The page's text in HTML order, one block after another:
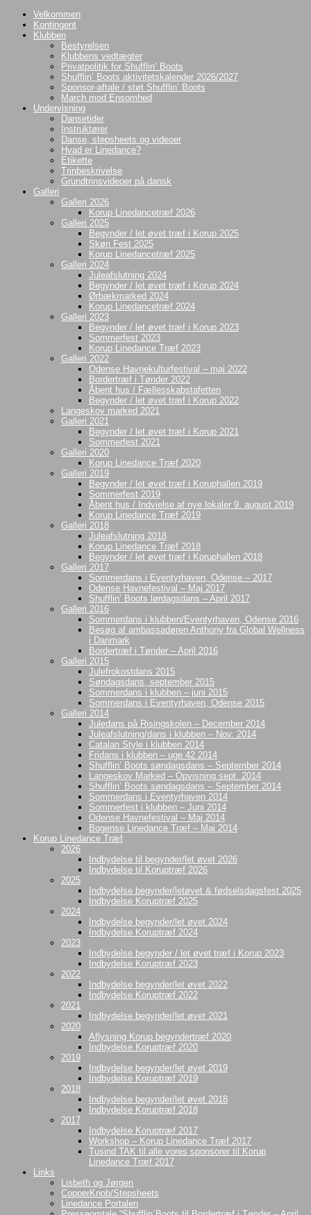
Videre
indhold
Velkommen
Kontingent
Klubben
Bestyrelsen
Klubbens vedtægter
Privatpolitik for Shufflin’ Boots
Shufflin’ Boots aktivitetskalender 2026/2027
Sponsor-aftale / støt Shufflin’ Boots
March mod Ensomhed
Undervisning
Dansetider
Instruktører
Danse, stepsheets og videoer
Hvad er Linedance?
Etikette
Trinbeskrivelse
Grundtrinsvideoer på dansk
Galleri
Galleri 2026
Korup Linedancetræf 2026
Galleri 2025
Begynder / let øvet træf i Korup 2025
Skøn Fest 2025
Korup Linedancetræf 2025
Galleri 2024
Juleafslutning 2024
Begynder / let øvet træf i Korup 2024
Ørbækmarked 2024
Korup Linedancetræf 2024
Galleri 2023
Begynder / let øvet træf i Korup 2023
Sommerfest 2023
Korup Linedance Træf 2023
Galleri 2022
Odense Havnekulturfestival – maj 2022
Bordertræf i Tønder 2022
Åbent hus / Fællesskabstafetten
Begynder / let øvet træf i Korup 2022
Langeskov marked 2021
Galleri 2021
Begynder / let øvet træf i Korup 2021
Sommerfest 2021
Galleri 2020
Korup Linedance Træf 2020
Galleri 2019
Begynder / let øvet træf i Koruphallen 2019
Sommerfest 2019
Åbent hus / Indvielse af nye lokaler 9. august 2019
Korup Linedance Træf 2019
Galleri 2018
Juleafslutning 2018
Korup Linedance Træf 2018
Begynder / let øvet træf i Koruphallen 2018
Galleri 2017
Sommerdans i Eventyrhaven, Odense – 2017
Odense Havnefestival – Maj 2017
Shufflin’ Boots lørdagsdans – April 2017
Galleri 2016
Sommerdans i klubben/Eventyrhaven, Odense 2016
Besøg af ambassadøren Anthony fra Global Wellness
i Danmark
Bordertræf i Tønder – April 2016
Galleri 2015
Julefrokostdans 2015
Søndagsdans, september 2015
Sommerdans i klubben – juni 2015
Sommerdans i Eventyrhaven, Odense 2015
Galleri 2014
Juledans på Risingskolen – December 2014
Juleafslutning/dans i klubben – Nov. 2014
Catalan Style i klubben 2014
Fridans i klubben – uge 42 2014
Shufflin’ Boots søndagsdans – September 2014
Langeskov Marked – Opvisning sept. 2014
Shufflin’ Boots søndagsdans – September 2014
Sommerdans i Eventyrhaven 2014
Sommerfest i klubben – Juni 2014
Odense Havnefestival – Maj 2014
Bogense Linedance Træf – Maj 2014
Korup Linedance Træf
2026
Indbydelse til begynder/let øvet 2026
Indbydelse til Koruptræf 2026
2025
Indbydelse begynder/letøvet & fødselsdagsfest 2025
Indbydelse Koruptræf 2025
2024
Indbydelse begynder/let øvet 2024
Indbydelse Koruptræf 2024
2023
Indbydelse begynder / let øvet træf i Korup 2023
Indbydelse Koruptræf 2023
2022
Indbydelse begynder/let øvet 2022
Indbydelse Koruptræf 2022
2021
Indbydelse begynder/let øvet 2021
2020
Aflysning Korup begyndertræf 2020
Indbydelse Koruptræf 2020
2019
Indbydelse begynder/let øvet 2019
Indbydelse Koruptræf 2019
2018
Indbydelse begynder/let øvet 2018
Indbydelse Koruptræf 2018
2017
Indbydelse Koruptræf 2017
Workshop – Korup Linedance Træf 2017
Tusind TAK til alle vores sponsorer til Korup
Linedance Træf 2017
Links
Lisbeth og Jørgen
CopperKnob/Stepsheets
Linedance Portalen